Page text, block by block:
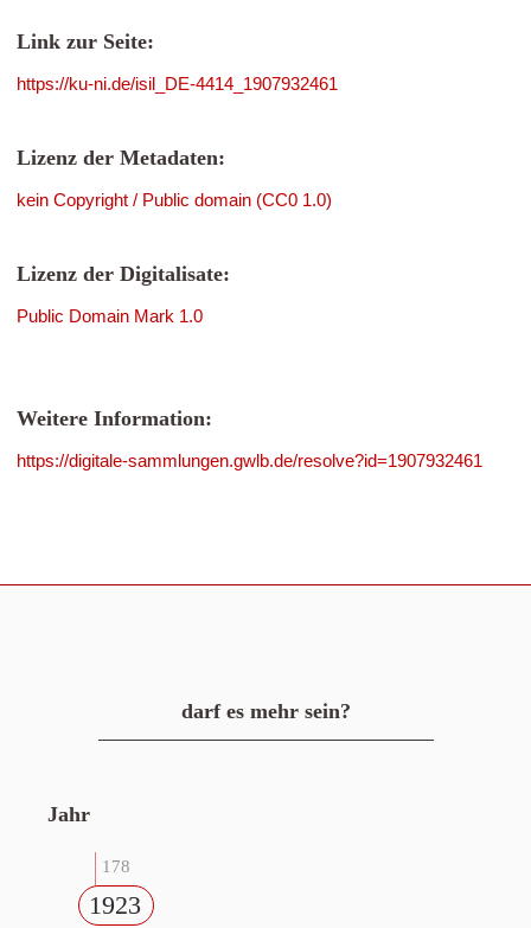
Link zur Seite:
https://ku-ni.de/isil_DE-4414_1907932461
Lizenz der Metadaten:
kein Copyright / Public domain (CC0 1.0)
Lizenz der Digitalisate:
Public Domain Mark 1.0
Weitere Information:
https://digitale-sammlungen.gwlb.de/resolve?id=1907932461
darf es mehr sein?
Jahr
178
1923